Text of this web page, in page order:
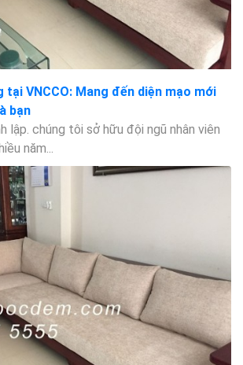
tại VNCCO: Mang đến diện mạo mới
bạn
lập. chúng tôi sở hữu đội ngũ nhân viên
năm...